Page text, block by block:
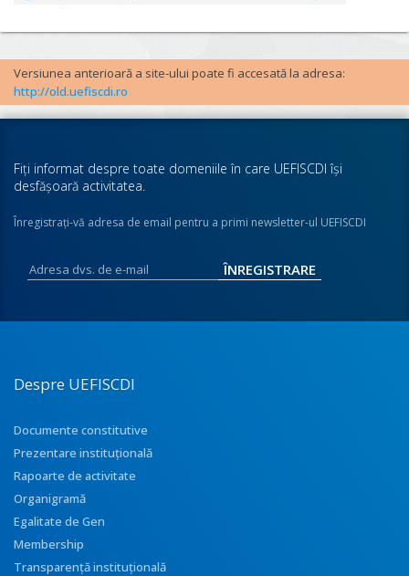
Versiunea anterioară a site-ului poate fi accesată la adresa:
http://old.uefiscdi.ro
Fiţi informat despre toate domeniile în care UEFISCDI îşi
desfăşoară activitatea.
Înregistraţi-vă adresa de email pentru a primi newsletter-ul UEFISCDI
Despre UEFISCDI
Documente constitutive
Prezentare instituţională
Rapoarte de activitate
Organigramă
Egalitate de Gen
Membership
Transparenţă instituţională